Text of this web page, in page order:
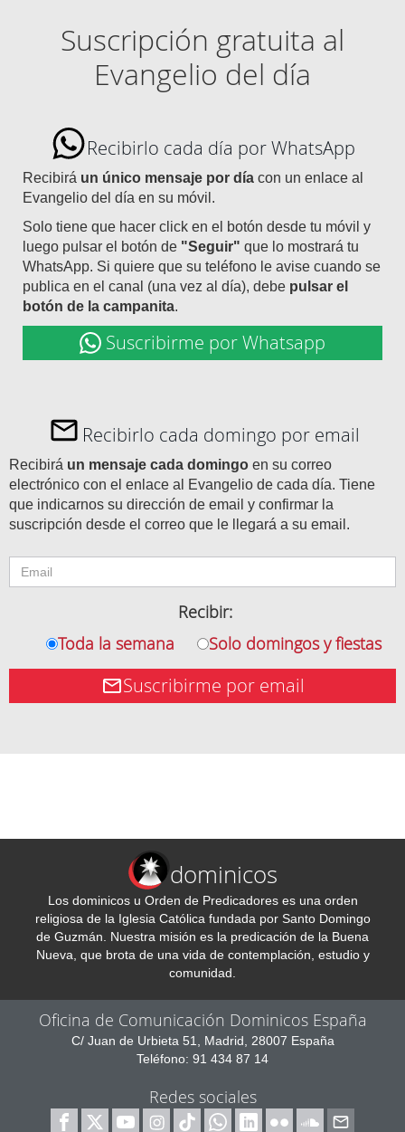
Suscripción gratuita al
Evangelio del día
Recibirlo cada día por WhatsApp
Recibirá un único mensaje por día con un enlace al
Evangelio del día en su móvil.
Solo tiene que hacer click en el botón desde tu móvil y
luego pulsar el botón de "Seguir" que lo mostrará tu
WhatsApp. Si quiere que su teléfono le avise cuando se
publica en el canal (una vez al día), debe pulsar el
botón de la campanita.
Suscribirme por Whatsapp
Recibirlo cada domingo por email
Recibirá un mensaje cada domingo en su correo
electrónico con el enlace al Evangelio de cada día. Tiene
que indicarnos su dirección de email y confirmar la
suscripción desde el correo que le llegará a su email.
Recibir:
Toda la semana
Solo domingos y fiestas
Suscribirme por email
dominicos
Los dominicos u Orden de Predicadores es una orden
religiosa de la Iglesia Católica fundada por Santo Domingo
de Guzmán. Nuestra misión es la predicación de la Buena
Nueva, que brota de una vida de contemplación, estudio y
comunidad.
Oficina de Comunicación Dominicos España
C/ Juan de Urbieta 51, Madrid, 28007 España
Teléfono: 91 434 87 14
Redes sociales